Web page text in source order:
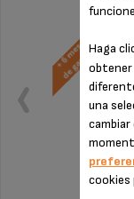
Haga
obtener
una
cambiar
cookies